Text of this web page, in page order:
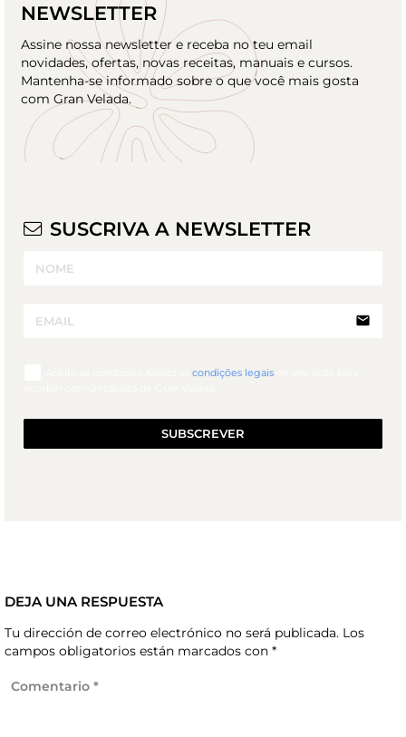
NEWSLETTER
Assine nossa newsletter e receba no teu email
novidades, ofertas, novas receitas, manuais e cursos.
Mantenha-se informado sobre o que você mais gosta
com Gran Velada.
SUSCRIVA A NEWSLETTER
email
condições legais
SUBSCREVER
DEJA UNA RESPUESTA
Tu dirección de correo electrónico no será publicada. Los
campos obligatorios están marcados con *